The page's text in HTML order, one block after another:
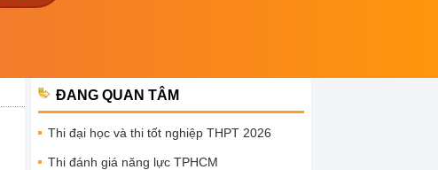
ĐANG QUAN TÂM
Thi đại học và thi tốt nghiệp THPT 2026
Thi đánh giá năng lực TPHCM